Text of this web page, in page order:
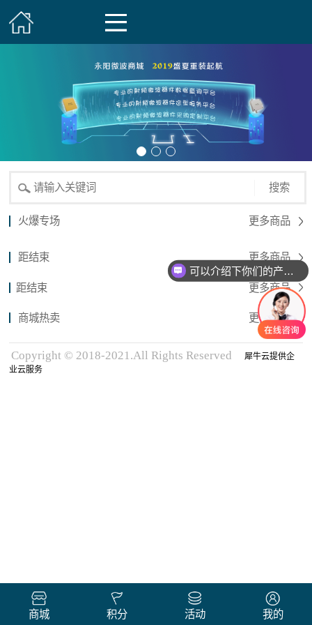
搜索
火爆专场 更多商品
距结束 更多商品
距结束 更多商品
商城热卖 更多商品
Copyright © 2018-2021.All Rights Reserved
犀牛云提供企
业云服务
商城 积分 活动 我的